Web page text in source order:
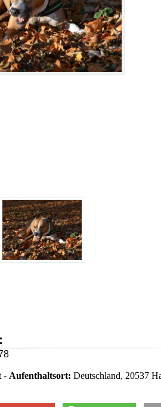
- Aufenthaltsort: Deutschland, 20537